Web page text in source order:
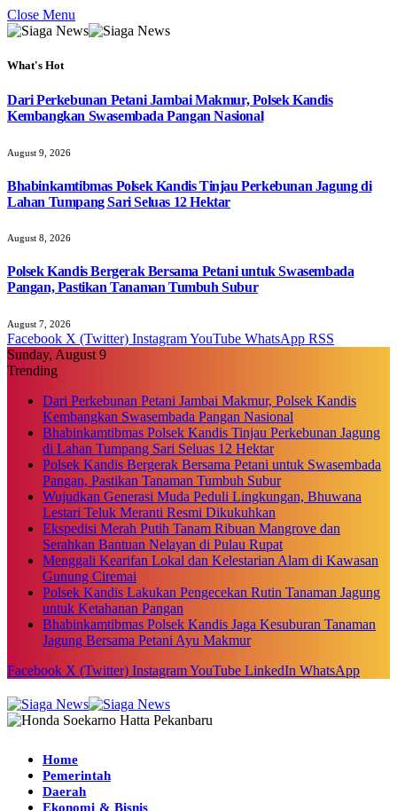
Close Menu
What's Hot
Dari Perkebunan Petani Jambai Makmur, Polsek Kandis
Kembangkan Swasembada Pangan Nasional
August 9, 2026
Bhabinkamtibmas Polsek Kandis Tinjau Perkebunan Jagung di
Lahan Tumpang Sari Seluas 12 Hektar
August 8, 2026
Polsek Kandis Bergerak Bersama Petani untuk Swasembada
Pangan, Pastikan Tanaman Tumbuh Subur
August 7, 2026
Facebook X (Twitter) InstagramYouTube WhatsApp RSS
Sunday, August 9
Trending
Dari Perkebunan Petani Jambai Makmur, Polsek Kandis
Kembangkan Swasembada Pangan Nasional
Bhabinkamtibmas Polsek Kandis Tinjau Perkebunan Jagung
di Lahan Tumpang Sari Seluas 12 Hektar
Polsek Kandis Bergerak Bersama Petani untuk Swasembada
Pangan, Pastikan Tanaman Tumbuh Subur
Wujudkan Generasi Muda Peduli Lingkungan, Bhuwana
Lestari Teluk Meranti Resmi Dikukuhkan
Ekspedisi Merah Putih Tanam Ribuan Mangrove dan
Serahkan Bantuan Nelayan di Pulau Rupat
Menggali Kearifan Lokal dan Kelestarian Alam di Kawasan
Gunung Ciremai
Polsek Kandis Lakukan Pengecekan Rutin Tanaman Jagung
untuk Ketahanan Pangan
Bhabinkamtibmas Polsek Kandis Jaga Kesuburan Tanaman
Jagung Bersama Petani Ayu Makmur
Facebook X (Twitter) InstagramYouTube LinkedIn WhatsApp
Home
Pemerintah
Daerah
Ekonomi & Bisnis